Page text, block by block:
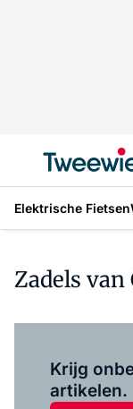
Elektrische Fietsen
Zadels
Krijg
artikelen.